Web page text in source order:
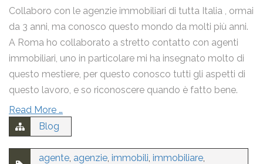
Collaboro con le agenzie immobiliari di tutta Italia , ormai
da 3 anni, ma conosco questo mondo da molti più anni.
A Roma ho collaborato a stretto contatto con agenti
immobiliari, uno in particolare mi ha insegnato molto di
questo mestiere, per questo conosco tutti gli aspetti di
questo lavoro, e so riconoscere quando è fatto bene.
Read More …
Blog
agente, agenzie, immobili, immobiliare,
email
Nome
Email